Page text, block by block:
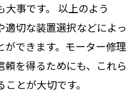
事です。 以上のよう
切な装置選択などによっ
できます。モーター修理
を得るためにも、これら
とが大切です。